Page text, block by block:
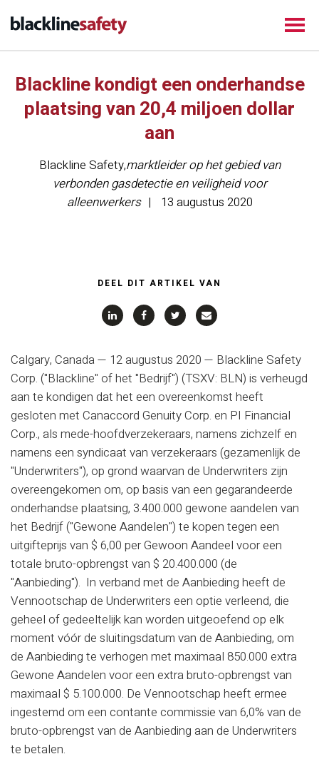
Blackline kondigt een onderhandse
plaatsing van 20,4 miljoen dollar
aan
Blackline Safety,marktleider op het gebied van
verbonden gasdetectie en veiligheid voor
alleenwerkers
13 augustus 2020
DEEL DIT ARTIKEL VAN
Calgary, Canada — 12 augustus 2020 — Blackline Safety
Corp. ("Blackline" of het "Bedrijf") (TSXV: BLN) is verheugd
aan te kondigen dat het een overeenkomst heeft
gesloten met Canaccord Genuity Corp. en PI Financial
Corp., als mede-hoofdverzekeraars, namens zichzelf en
namens een syndicaat van verzekeraars (gezamenlijk de
"Underwriters"), op grond waarvan de Underwriters zijn
overeengekomen om, op basis van een gegarandeerde
onderhandse plaatsing, 3.400.000 gewone aandelen van
het Bedrijf ("Gewone Aandelen") te kopen tegen een
uitgifteprijs van $ 6,00 per Gewoon Aandeel voor een
totale bruto-opbrengst van $ 20.400.000 (de
"Aanbieding"). In verband met de Aanbieding heeft de
Vennootschap de Underwriters een optie verleend, die
geheel of gedeeltelijk kan worden uitgeoefend op elk
moment vóór de sluitingsdatum van de Aanbieding, om
de Aanbieding te verhogen met maximaal 850.000 extra
Gewone Aandelen voor een extra bruto-opbrengst van
maximaal $ 5.100.000. De Vennootschap heeft ermee
ingestemd om een contante commissie van 6,0% van de
bruto-opbrengst van de Aanbieding aan de Underwriters
te betalen.